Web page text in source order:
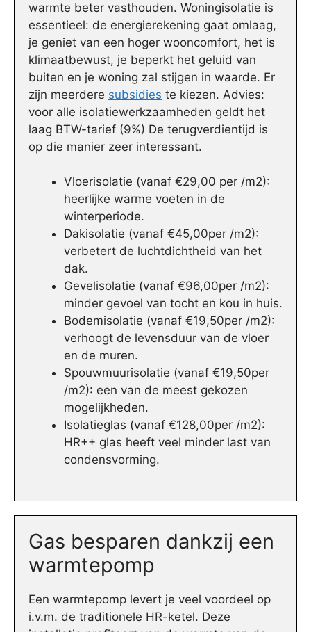
warmte beter vasthouden. Woningisolatie is
essentieel: de energierekening gaat omlaag,
je geniet van een hoger wooncomfort, het is
klimaatbewust, je beperkt het geluid van
buiten en je woning zal stijgen in waarde. Er
zijn meerdere subsidies te kiezen. Advies:
voor alle isolatiewerkzaamheden geldt het
laag BTW-tarief (9%) De terugverdientijd is
op die manier zeer interessant.
Vloerisolatie (vanaf €29,00 per /m2):
heerlijke warme voeten in de
winterperiode.
Dakisolatie (vanaf €45,00per /m2):
verbetert de luchtdichtheid van het
dak.
Gevelisolatie (vanaf €96,00per /m2):
minder gevoel van tocht en kou in huis.
Bodemisolatie (vanaf €19,50per /m2):
verhoogt de levensduur van de vloer
en de muren.
Spouwmuurisolatie (vanaf €19,50per
/m2): een van de meest gekozen
mogelijkheden.
Isolatieglas (vanaf €128,00per /m2):
HR++ glas heeft veel minder last van
condensvorming.
Gas besparen dankzij een
warmtepomp
Een warmtepomp levert je veel voordeel op
i.v.m. de traditionele HR-ketel. Deze